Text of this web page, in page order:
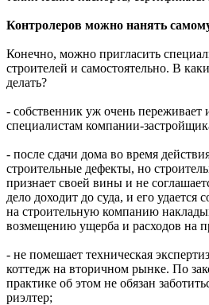
Контролеров можно нанять
Конечно, можно пригласить
строителей и самостоятельно. В
делать?
- собственник уж очень переживает
специалистам компании-
- после сдачи дома во время
строительные дефекты, но
признает своей вины и не
дело доходит до суда, и его удается
на строительную компанию
возмещению ущерба и расходов на
- не помешает техническая
коттедж на вторичном рынке. По
практике об этом не обязан
риэлтер;